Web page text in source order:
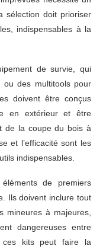
sélection doit prioriser
indispensables à la
de survie, qui
ou des multitools pour
doivent être conçus
en extérieur et être
de la coupe du bois à
et l’efficacité sont les
indispensables.
de premiers
Ils doivent inclure tout
mineures à majeures,
dangereuses entre
ces kits peut faire la